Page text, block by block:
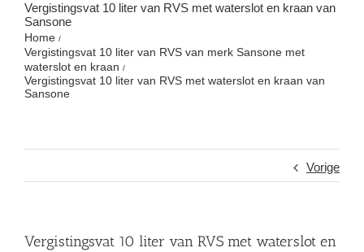
Winkel Waddinxveen
Service
Vergistingsvat 10 liter van RVS met waterslot en kraan van
Sansone
Home
Vergistingsvat 10 liter van RVS van merk Sansone met
waterslot en kraan
Vergistingsvat 10 liter van RVS met waterslot en kraan van
Sansone
Vorige
Vergistingsvat 10 liter van RVS met waterslot en